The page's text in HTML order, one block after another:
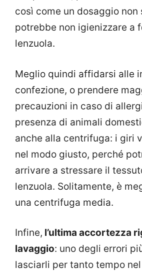
così come un dosaggio
potrebbe non igienizzare a
lenzuola.
Meglio quindi affidarsi alle
confezione, o prendere
precauzioni in caso di
presenza di animali
anche alla centrifuga: i giri
nel modo giusto, perché
arrivare a stressare il
lenzuola. Solitamente, è
una centrifuga media.
Infine, l’ultima accortezza
lavaggio: uno degli errori
lasciarli per tanto tempo